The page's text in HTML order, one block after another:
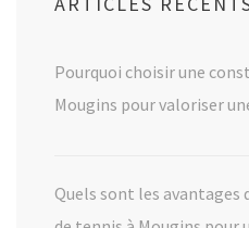
Pourquoi choisir une
Mougins pour valoriser
Quels sont les avantages